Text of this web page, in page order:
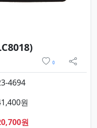
0
sns 공
4694
원
원